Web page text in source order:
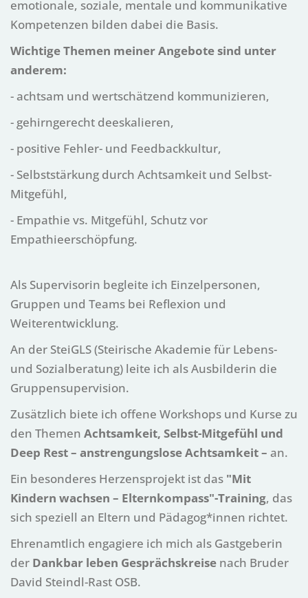
emotionale, soziale, mentale und kommunikative
Kompetenzen bilden dabei die Basis.
Wichtige Themen meiner Angebote sind unter
anderem:
- achtsam und wertschätzend kommunizieren,
- gehirngerecht deeskalieren,
- positive Fehler- und Feedbackkultur,
- Selbststärkung durch Achtsamkeit und Selbst-
Mitgefühl,
- Empathie vs. Mitgefühl, Schutz vor
Empathieerschöpfung.
Als Supervisorin begleite ich Einzelpersonen,
Gruppen und Teams bei Reflexion und
Weiterentwicklung.
An der SteiGLS (Steirische Akademie für Lebens-
und Sozialberatung) leite ich als Ausbilderin die
Gruppensupervision.
Zusätzlich biete ich offene Workshops und Kurse zu
den Themen Achtsamkeit, Selbst-Mitgefühl und
Deep Rest– anstrengungslose Achtsamkeit – an.
Ein besonderes Herzensprojekt ist das "Mit
Kindern wachsen – Elternkompass"-Training, das
sich speziell an Eltern und Pädagog*innen richtet.
Ehrenamtlich engagiere ich mich als Gastgeberin
der Dankbar leben Gesprächskreise nach Bruder
David Steindl-Rast OSB.